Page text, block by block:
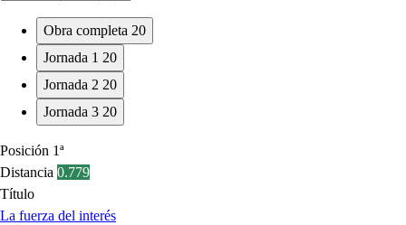
Obra completa 20
Jornada 1 20
Jornada 2 20
Jornada 3 20
Posición 1ª
Distancia 0.779
Título
La fuerza del interés